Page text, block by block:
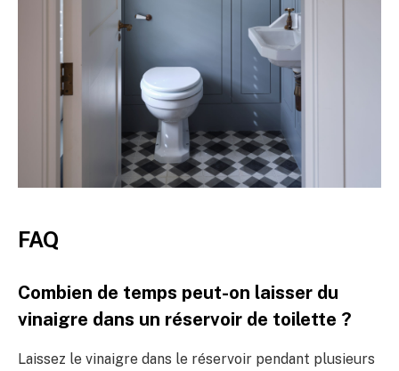
FAQ
Combien de temps peut-on laisser du
vinaigre dans un réservoir de toilette ?
Laissez le vinaigre dans le réservoir pendant plusieurs